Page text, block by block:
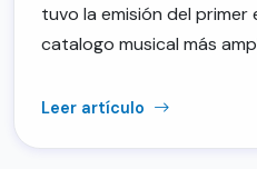
tuvo la emisión del primer
catalogo musical más
Leer artículo